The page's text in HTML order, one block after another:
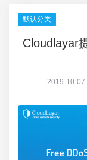
默认分类
Cloudlayar
2019-10-07